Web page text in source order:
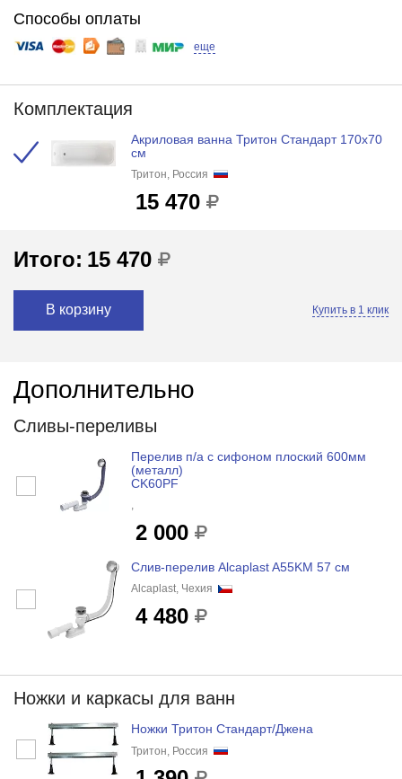
Способы оплаты
еще
Комплектация
Акриловая ванна Тритон Стандарт 170х70
см
Тритон, Россия
15 470
Итого: 15 470
В корзину Купить в 1 клик
Дополнительно
Сливы-переливы
Перелив п/а с сифоном плоский 600мм
(металл)
CK60PF
,
2 000
Слив-перелив Alcaplast A55KM 57 cм
Alcaplast, Чехия
4 480
Ножки и каркасы для ванн
Ножки Тритон Стандарт/Джена
Тритон, Россия